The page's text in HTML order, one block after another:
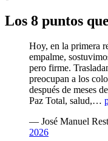
Los 8 puntos
Hoy, en la primera
empalme,
pero firme.
preocupan a los
después de meses
Paz Total, salud,…
— José Manuel
2026